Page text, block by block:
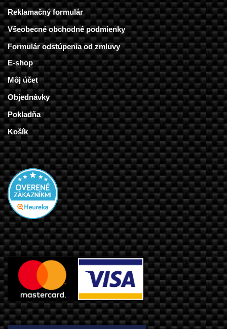
Reklamačný formulár
Všeobecné obchodné podmienky
Formulár odstúpenia od zmluvy
E-shop
Môj účet
Objednávky
Pokladňa
Košík